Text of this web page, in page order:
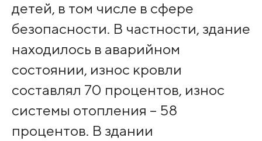
детей, в том числе в сфере
безопасности. В частности, здание
находилось в аварийном
состоянии, износ кровли
составлял 70 процентов, износ
системы отопления – 58
процентов. В здании